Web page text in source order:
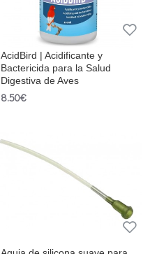
AcidBird | Acidificante y
Bactericida para la Salud
Digestiva de Aves
8.50€